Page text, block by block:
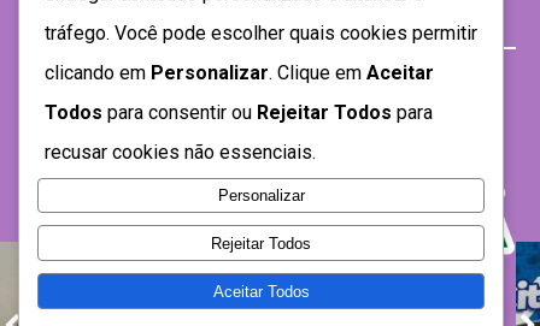
tráfego. Você pode escolher quais cookies permitir
clicando em Personalizar. Clique em Aceitar
Todos para consentir ou Rejeitar Todos para
recusar cookies não essenciais.
Personalizar
Rejeitar Todos
Aceitar Todos